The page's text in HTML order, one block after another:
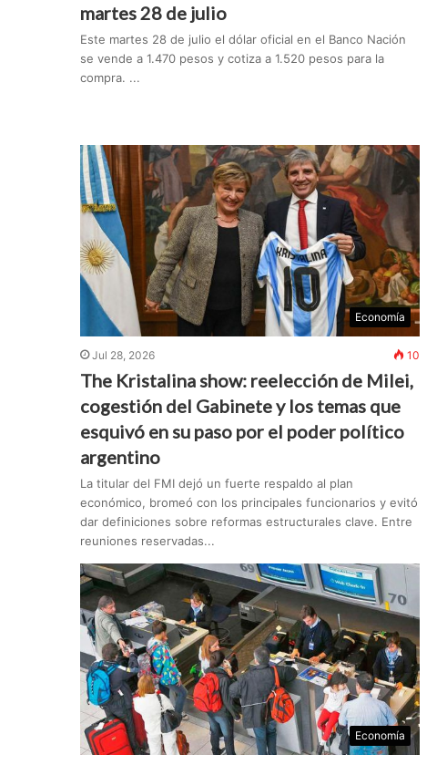
martes 28 de julio
Este martes 28 de julio el dólar oficial en el Banco Nación
se vende a 1.470 pesos y cotiza a 1.520 pesos para la
compra. ...
Economía
Jul 28, 2026 10
The Kristalina show: reelección de Milei,
cogestión del Gabinete y los temas que
esquivó en su paso por el poder político
argentino
La titular del FMI dejó un fuerte respaldo al plan
económico, bromeó con los principales funcionarios y evitó
dar definiciones sobre reformas estructurales clave. Entre
reuniones reservadas...
Economía